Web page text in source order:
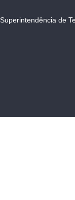
Superintendência de